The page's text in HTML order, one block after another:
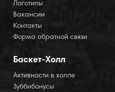
Логотипы
Вакансии
Контакты
Форма обратной связи
Баскет-Холл
Активности в холле
Зуббибонусы